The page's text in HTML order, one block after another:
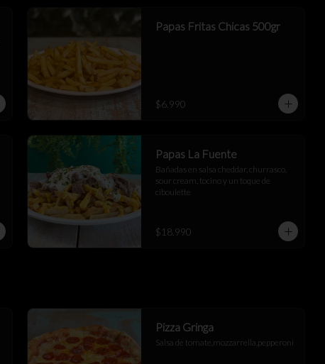
Papas Fritas Chicas 500gr
$6.990
Papas La Fuente
Bañadas en salsa cheddar, churrasco,
sour cream, tocino y un toque de
ciboulette
$18.990
Pizza Gringa
Salsa de tomate,mozzarrella,pepperoni